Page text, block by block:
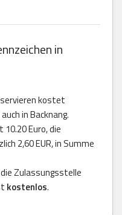
in
kostet
in Backnang.
Euro, die
2,60 EUR, in Summe
Zulassungsstelle
kostenlos.